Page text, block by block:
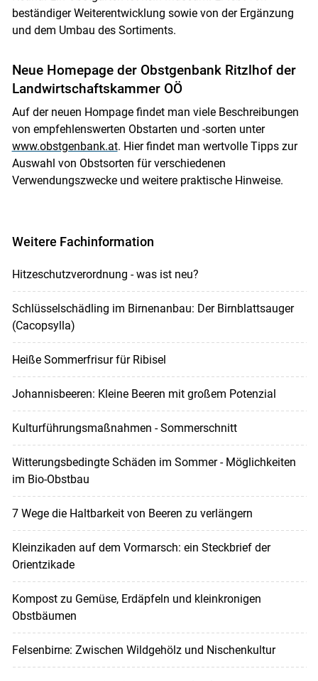
beständiger Weiterentwicklung sowie von der Ergänzung
und dem Umbau des Sortiments.
Neue Homepage der Obstgenbank Ritzlhof der
Landwirtschaftskammer OÖ
Auf der neuen Hompage findet man viele Beschreibungen
von empfehlenswerten Obstarten und -sorten unter
www.obstgenbank.at. Hier findet man wertvolle Tipps zur
Auswahl von Obstsorten für verschiedenen
Verwendungszwecke und weitere praktische Hinweise.
Weitere Fachinformation
Hitzeschutzverordnung - was ist neu?
Schlüsselschädling im Birnenanbau: Der Birnblattsauger
(Cacopsylla)
Heiße Sommerfrisur für Ribisel
Johannisbeeren: Kleine Beeren mit großem Potenzial
Kulturführungsmaßnahmen - Sommerschnitt
Witterungsbedingte Schäden im Sommer - Möglichkeiten
im Bio-Obstbau
7 Wege die Haltbarkeit von Beeren zu verlängern
Kleinzikaden auf dem Vormarsch: ein Steckbrief der
Orientzikade
Kompost zu Gemüse, Erdäpfeln und kleinkronigen
Obstbäumen
Felsenbirne: Zwischen Wildgehölz und Nischenkultur